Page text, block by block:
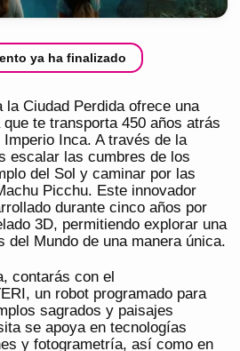
ya ha finalizado
la Ciudad Perdida ofrece una
te transporta 450 años atrás
Inca. A través de la
escalar las cumbres de los
del Sol y caminar por las
Picchu. Este innovador
durante cinco años por
3D, permitiendo explorar una
del Mundo de una manera única.
contarás con el
un robot programado para
sagrados y paisajes
se apoya en tecnologías
y fotogrametría, así como en